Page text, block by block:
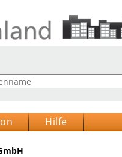
Hilfe